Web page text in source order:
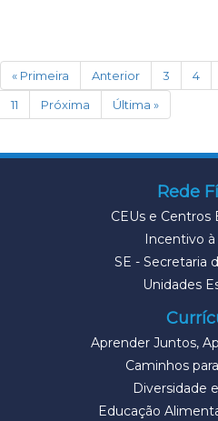
« Primeira Anterior 3 4
11
Próxima Última »
Rede
CEUs e Centros
Incentivo
SE - Secretaria
Unidades
Aprender Juntos,
Caminhos
Diversidade
Educação